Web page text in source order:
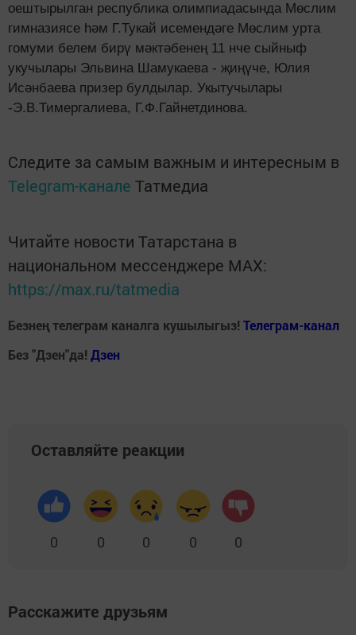
оештырылган республика олимпиадасында Мөслим
гимназиясе һәм Г.Тукай исемендәге Мөслим урта
гомуми белем бирү мәктәбенең 11 нче сыйныф
укучылары Эльвина Шамукаева - җиңүче, Юлия
Исәнбаева призер булдылар. Укытучылары
-Э.В.Тимергалиева, Г.Ф.Гайнетдинова.
Следите за самым важным и интересным в
Telegram-канале Татмедиа
Читайте новости Татарстана в
национальном мессенджере MАХ:
https://max.ru/tatmedia
Безнең телеграм каналга кушылыгыз! Телеграм-канал
Без "Дзен"да! Дзен
Оставляйте реакции
0 0 0 0 0
Расскажите друзьям